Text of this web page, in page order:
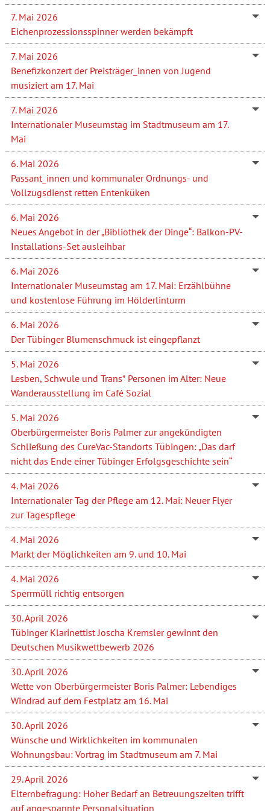
7. Mai 2026
Eichenprozessionsspinner werden bekämpft
7. Mai 2026
Benefizkonzert der Preisträger_innen von Jugend
musiziert am 17. Mai
7. Mai 2026
Internationaler Museumstag im Stadtmuseum am 17.
Mai
6. Mai 2026
Passant_innen und kommunaler Ordnungs- und
Vollzugsdienst retten Entenküken
6. Mai 2026
Neues Angebot in der „Bibliothek der Dinge“: Balkon-PV-
Installations-Set ausleihbar
6. Mai 2026
Internationaler Museumstag am 17. Mai: Erzählbühne
und kostenlose Führung im Hölderlinturm
6. Mai 2026
Der Tübinger Blumenschmuck ist eingepflanzt
5. Mai 2026
Lesben, Schwule und Trans* Personen im Alter: Neue
Wanderausstellung im Café Sozial
5. Mai 2026
Oberbürgermeister Boris Palmer zur angekündigten
Schließung des CureVac-Standorts Tübingen: „Das darf
nicht das Ende einer Tübinger Erfolgsgeschichte sein“
4. Mai 2026
Internationaler Tag der Pflege am 12. Mai: Neuer Flyer
zur Tagespflege
4. Mai 2026
Markt der Möglichkeiten am 9. und 10. Mai
4. Mai 2026
Sperrmüll richtig entsorgen
30. April 2026
Tübinger Klarinettist Joscha Kremsler gewinnt den
Deutschen Musikwettbewerb 2026
30. April 2026
Wette von Oberbürgermeister Boris Palmer: Lebendiges
Windrad auf dem Festplatz am 16. Mai
30. April 2026
Wünsche und Wirklichkeiten im kommunalen
Wohnungsbau: Vortrag im Stadtmuseum am 7. Mai
29. April 2026
Elternbefragung: Hoher Bedarf an Betreuungszeiten trifft
auf angespannte Personalsituation